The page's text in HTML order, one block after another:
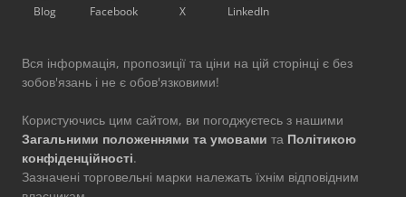
Blog Facebook X LinkedIn
Вся інформація, пропозиції та ціни на цій сторінці є без
зобов'язань і не є обов'язковими!
Користуючись цим сайтом, ви погоджуєтесь з нашими
Загальними положеннями та умовами та Політикою
конфіденційності.
Зазначені торговельні марки належать їхнім відповідним